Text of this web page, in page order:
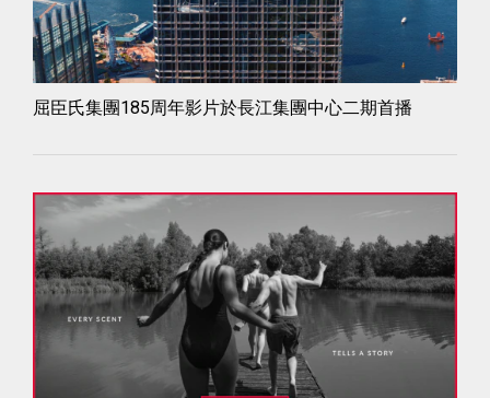
屈臣氏集團185周年影片於長江集團中心二期首播